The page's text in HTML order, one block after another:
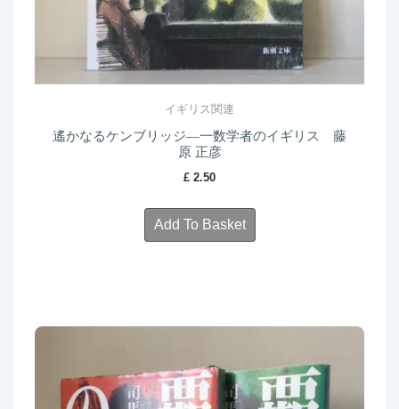
イギリス関連
遙かなるケンブリッジ―一数学者のイギリス 藤
原 正彦
£ 2.50
Add To Basket